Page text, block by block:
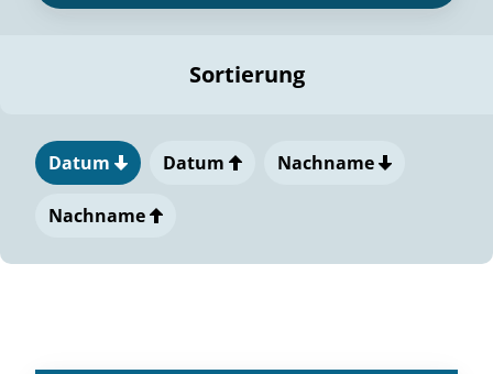
Sortierung
Datum Datum Nachname
Nachname